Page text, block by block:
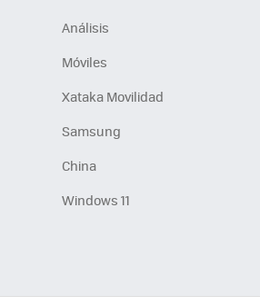
Análisis
Móviles
Xataka Movilidad
Samsung
China
Windows 11